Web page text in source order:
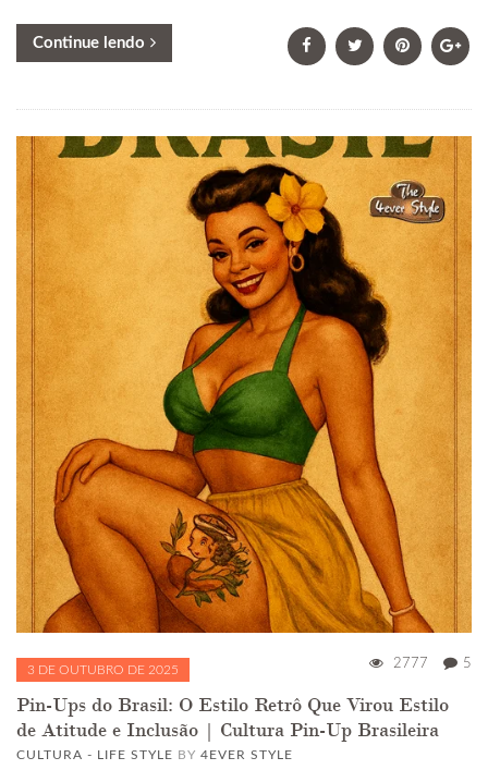
Continue lendo
3 DE OUTUBRO DE 2025 2777 5
Pin-Ups do Brasil: O Estilo Retrô Que Virou Estilo
de Atitude e Inclusão | Cultura Pin-Up Brasileira
CULTURA - LIFE STYLE BY 4EVER STYLE